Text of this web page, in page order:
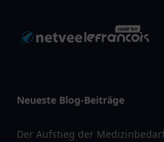
Neueste Blog-Beiträge
Der Aufstieg der